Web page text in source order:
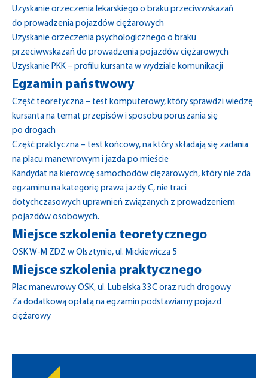
Uzyskanie orzeczenia lekarskiego o braku przeciwwskazań
do prowadzenia pojazdów ciężarowych
Uzyskanie orzeczenia psychologicznego o braku
przeciwwskazań do prowadzenia pojazdów ciężarowych
Uzyskanie PKK – profilu kursanta w wydziale komunikacji
Egzamin państwowy
Część teoretyczna – test komputerowy, który sprawdzi wiedzę
kursanta na temat przepisów i sposobu poruszania się
po drogach
Część praktyczna – test końcowy, na który składają się zadania
na placu manewrowym i jazda po mieście
Kandydat na kierowcę samochodów ciężarowych, który nie zda
egzaminu na kategorię prawa jazdy C, nie traci
dotychczasowych uprawnień związanych z prowadzeniem
pojazdów osobowych.
Miejsce szkolenia teoretycznego
OSK W-M ZDZ w Olsztynie, ul. Mickiewicza 5
Miejsce szkolenia praktycznego
Plac manewrowy OSK, ul. Lubelska 33C oraz ruch drogowy
Za dodatkową opłatą na egzamin podstawiamy pojazd
ciężarowy